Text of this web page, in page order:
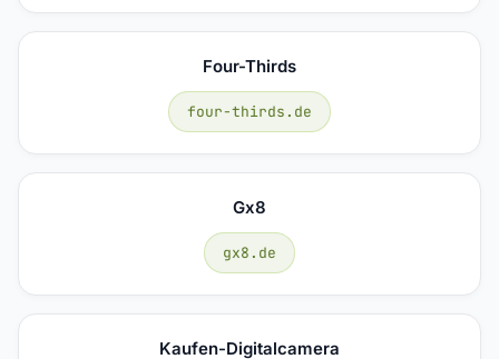
Four-Thirds
four-thirds.de
Gx8
gx8.de
Kaufen-Digitalcamera